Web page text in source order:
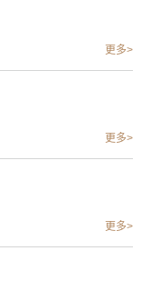
更多>
更多>
更多>